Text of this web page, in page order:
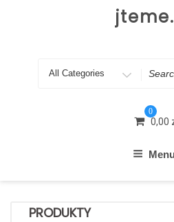
Search
0
0,00
Menu
PRODUKTY